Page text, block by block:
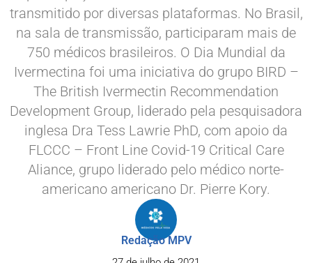
transmitido por diversas plataformas. No Brasil,
na sala de transmissão, participaram mais de
750 médicos brasileiros. O Dia Mundial da
Ivermectina foi uma iniciativa do grupo BIRD –
The British Ivermectin Recommendation
Development Group, liderado pela pesquisadora
inglesa Dra Tess Lawrie PhD, com apoio da
FLCCC – Front Line Covid-19 Critical Care
Aliance, grupo liderado pelo médico norte-
americano americano Dr. Pierre Kory.
Redação MPV